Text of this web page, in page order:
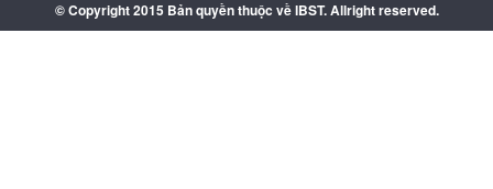
© Copyright 2015 Bản quyền thuộc về IBST. Allright reserved.